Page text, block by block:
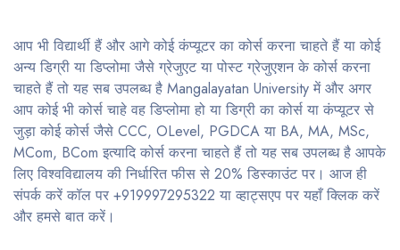
आप भी विद्यार्थी हैं और आगे कोई कंप्यूटर का कोर्स करना चाहते हैं या कोई
अन्य डिग्री या डिप्लोमा जैसे ग्रेजुएट या पोस्ट ग्रेजुएशन के कोर्स करना
चाहते हैं तो यह सब उपलब्ध है Mangalayatan University में और अगर
आप कोई भी कोर्स चाहे वह डिप्लोमा हो या डिग्री का कोर्स या कंप्यूटर से
जुड़ा कोई कोर्स जैसे CCC, OLevel, PGDCA या BA, MA, MSc,
MCom, BCom इत्यादि कोर्स करना चाहते हैं तो यह सब उपलब्ध है आपके
लिए विश्वविद्यालय की निर्धारित फीस से 20% डिस्काउंट पर। आज ही
संपर्क करें कॉल पर +919997295322 या व्हाट्सएप पर यहाँ क्लिक करें
और हमसे बात करें।